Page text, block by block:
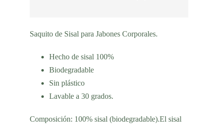
Saquito de Sisal para Jabones Corporales.
Hecho de sisal 100%
Biodegradable
Sin plástico
Lavable a 30 grados.
Composición: 100% sisal (biodegradable).El sisal